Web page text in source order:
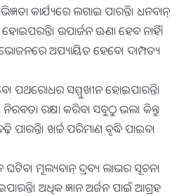
କାର୍ଯ୍ୟରେ ଲଗାଇ ପାରନ୍ତି। ଧନବାନ୍‍
ଉପାର୍ଜନ ଊଣା ହେବ ନାହିଁ।
ଅପ୍ୟାୟିତ ହେବେ। ଦାମ୍ପତ୍ୟ
ପଥରୋଧର ସମ୍ମୁଖୀନ ହୋଇପାରନ୍ତି।
ରକ୍ଷା କରିବା ସବୁଠୁ ଭଲ। କିନ୍ତୁ
ଖର୍ଚ୍ଚ ପରିମାଣ ବୃଦ୍ଧି ପାଇବ।
ଘଟିବ। ମୂଲ୍ୟବାନ୍‍ ଦ୍ରବ୍ୟ ଲାଭର ସୂଚନା
ଅଧିକ ଜ୍ଞାନ ଅର୍ଜନ ପାଇଁ ଆଗ୍ରହ